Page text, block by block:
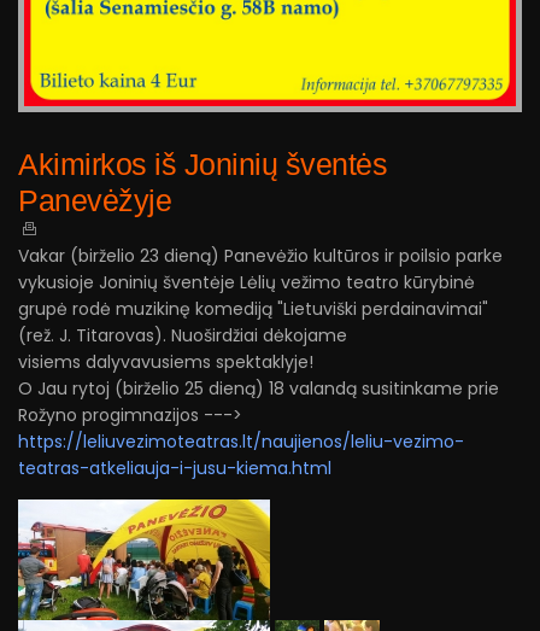
Akimirkos iš Joninių šventės
Panevėžyje
Vakar (birželio 23 dieną) Panevėžio kultūros ir poilsio parke
vykusioje Joninių šventėje Lėlių vežimo teatro kūrybinė
grupė rodė muzikinę komediją "Lietuviški perdainavimai"
(rež. J. Titarovas). Nuoširdžiai dėkojame
visiems dalyvavusiems spektaklyje!
O Jau rytoj (birželio 25 dieną) 18 valandą susitinkame prie
Rožyno progimnazijos --->
https://leliuvezimoteatras.lt/naujienos/leliu-vezimo-
teatras-atkeliauja-i-jusu-kiema.html